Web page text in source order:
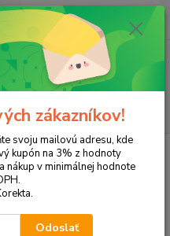
Hľadať
ks
za 0,00 EUR
Oki B 4300
tovar.
zákazníkov!
svoju mailovú adresu, kde
kupón na 3% z hodnoty
nákup v minimálnej hodnote
Odoslať